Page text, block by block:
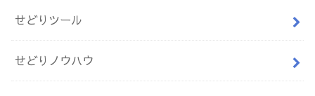
せどりツール
せどりノウハウ